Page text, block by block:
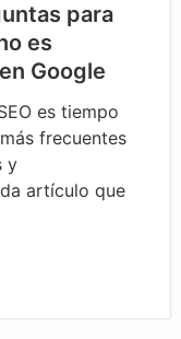
para
es
Google
es tiempo
frecuentes
y
artículo que